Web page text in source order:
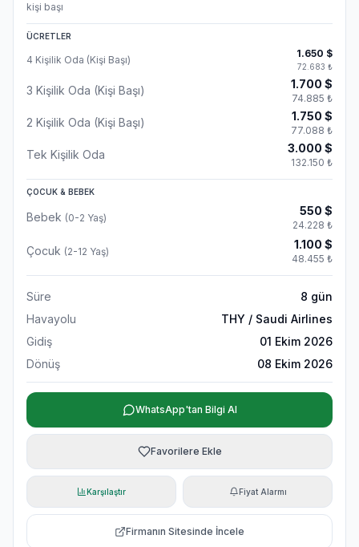
kişi başı
ÜCRETLER
4 Kişilik Oda (Kişi Başı)
1.650 $
72.683 ₺
3 Kişilik Oda (Kişi Başı) 1.700 $
74.885 ₺
2 Kişilik Oda (Kişi Başı) 1.750 $
77.088 ₺
Tek Kişilik Oda 3.000 $
132.150 ₺
ÇOCUK & BEBEK
Bebek (0-2 Yaş)
550 $
24.228 ₺
Çocuk (2-12 Yaş)
1.100 $
48.455 ₺
Süre 8 gün
Havayolu
THY / Saudi Airlines
Gidiş
01 Ekim 2026
Dönüş
08 Ekim 2026
WhatsApp'tan Bilgi Al
Favorilere Ekle
Karşılaştır Fiyat Alarmı
Firmanın Sitesinde İncele